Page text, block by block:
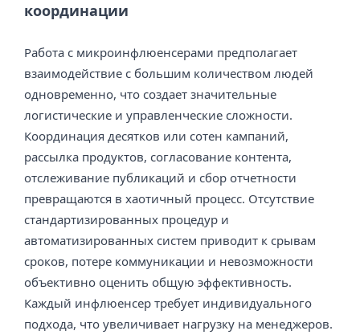
координации
Работа с микроинфлюенсерами предполагает
взаимодействие с большим количеством людей
одновременно, что создает значительные
логистические и управленческие сложности.
Координация десятков или сотен кампаний,
рассылка продуктов, согласование контента,
отслеживание публикаций и сбор отчетности
превращаются в хаотичный процесс. Отсутствие
стандартизированных процедур и
автоматизированных систем приводит к срывам
сроков, потере коммуникации и невозможности
объективно оценить общую эффективность.
Каждый инфлюенсер требует индивидуального
подхода, что увеличивает нагрузку на менеджеров.